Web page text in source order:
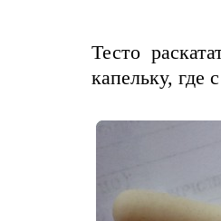
Тесто
капельку, где